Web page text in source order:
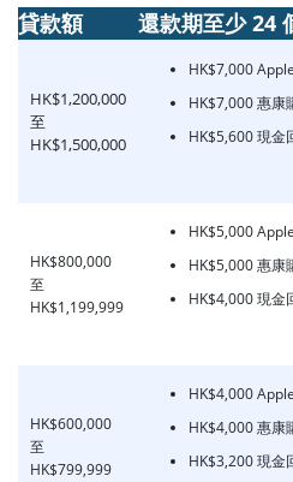
貸款額 還款期至少 24
HK$1,200,000
至
HK$1,500,000
HK$7,000
HK$7,000 惠康
HK$5,600 現金
HK$800,000
至
HK$1,199,999
HK$5,000
HK$5,000 惠康
HK$4,000 現金
HK$600,000
至
HK$799,999
HK$4,000
HK$4,000 惠康
HK$3,200 現金